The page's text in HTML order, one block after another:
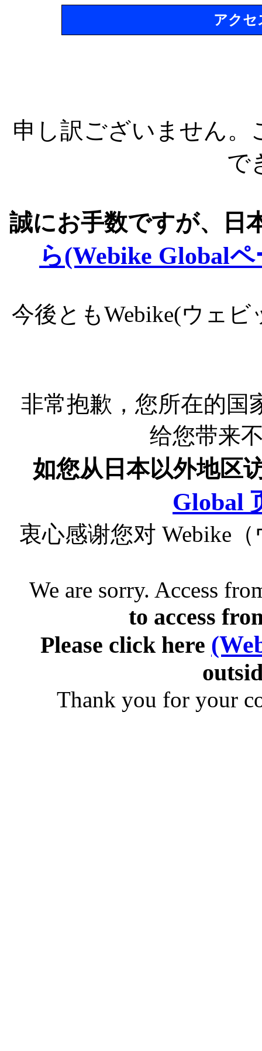
アクセ
申し訳ございません
で
誠にお手数ですが、日
ら(Webike Global
今後ともWebike(ウェ
非常抱歉，您所在的国
给您带来
如您从日本以外地区
Global
衷心感谢您对 Webike
We are sorry. Access
to access
Please click here
Thank you for your